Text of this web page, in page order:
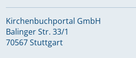
Konfirmationen 1851-1867
Kirchenbuchportal GmbH
Balinger Str. 33/1
70567 Stuttgart